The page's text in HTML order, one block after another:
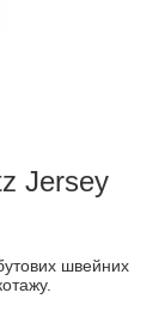
Jersey
швейних